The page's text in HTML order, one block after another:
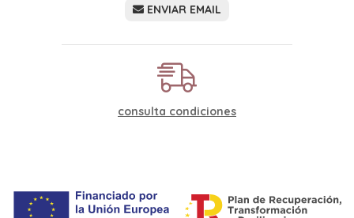
ENVIAR EMAIL
consulta condiciones